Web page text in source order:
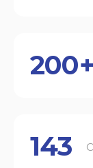
200+
143